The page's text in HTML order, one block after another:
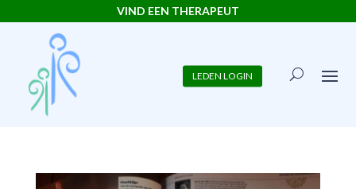
VIND EEN THERAPEUT
LEDEN LOGIN